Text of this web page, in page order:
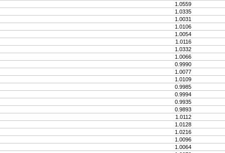
1.0559
1.0335
1.0031
1.0106
1.0054
1.0116
1.0332
1.0066
0.9990
1.0077
1.0109
0.9985
0.9994
0.9935
0.9893
1.0112
1.0128
1.0216
1.0096
1.0064